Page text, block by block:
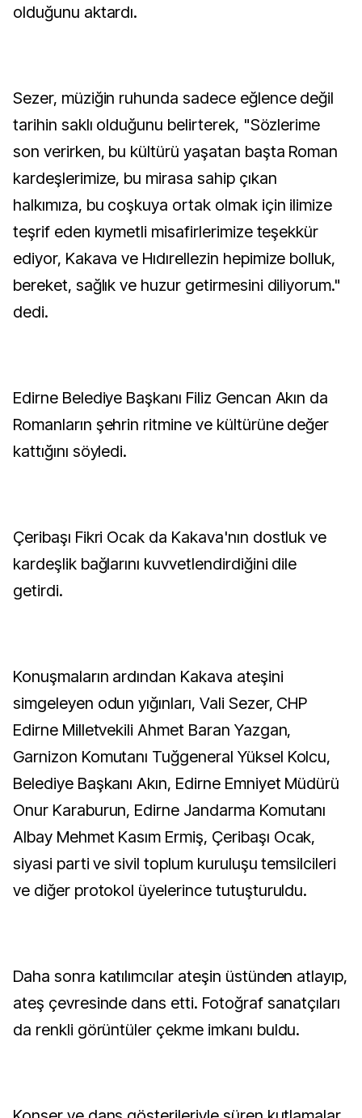
olduğunu aktardı.
Sezer, müziğin ruhunda sadece eğlence değil
tarihin saklı olduğunu belirterek, "Sözlerime
son verirken, bu kültürü yaşatan başta Roman
kardeşlerimize, bu mirasa sahip çıkan
halkımıza, bu coşkuya ortak olmak için ilimize
teşrif eden kıymetli misafirlerimize teşekkür
ediyor, Kakava ve Hıdırellezin hepimize bolluk,
bereket, sağlık ve huzur getirmesini diliyorum."
dedi.
Edirne Belediye Başkanı Filiz Gencan Akın da
Romanların şehrin ritmine ve kültürüne değer
kattığını söyledi.
Çeribaşı Fikri Ocak da Kakava'nın dostluk ve
kardeşlik bağlarını kuvvetlendirdiğini dile
getirdi.
Konuşmaların ardından Kakava ateşini
simgeleyen odun yığınları, Vali Sezer, CHP
Edirne Milletvekili Ahmet Baran Yazgan,
Garnizon Komutanı Tuğgeneral Yüksel Kolcu,
Belediye Başkanı Akın, Edirne Emniyet Müdürü
Onur Karaburun, Edirne Jandarma Komutanı
Albay Mehmet Kasım Ermiş, Çeribaşı Ocak,
siyasi parti ve sivil toplum kuruluşu temsilcileri
ve diğer protokol üyelerince tutuşturuldu.
Daha sonra katılımcılar ateşin üstünden atlayıp,
ateş çevresinde dans etti. Fotoğraf sanatçıları
da renkli görüntüler çekme imkanı buldu.